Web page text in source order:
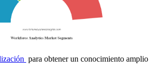
para obtener un conocimiento amplio